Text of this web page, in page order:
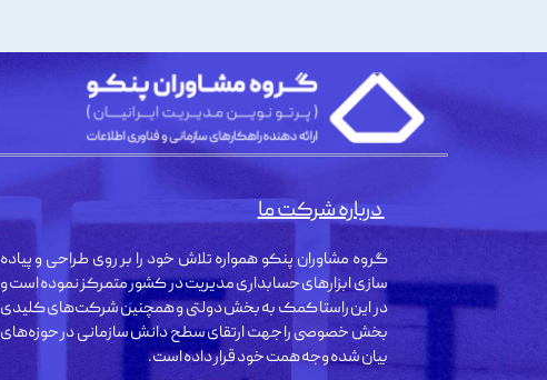
گروه مشاوران پنکو همواره تلاش خود را بر روی طراحی و پیاده
سازی ابزارهای حسابداری مدیریت در کشور متمرکز نموده است و
در این راستا کمک به بخش دولتی و همچنین شرکت‌های کلیدی
بخش خصوصی را جهت ارتقای سطح دانش سازمانی در حوزه‌های
بیان شده وجه همت خود قرار داده است.
درباره شرکت ما